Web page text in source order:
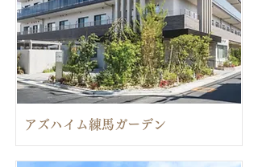
アズハイム練馬ガーデン